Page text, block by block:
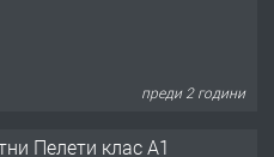
преди 2 години
Пелети клас А1